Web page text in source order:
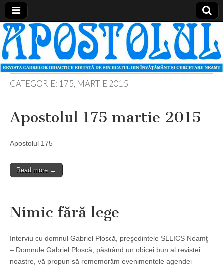
Apostolul
Revista
cadrelor
didactice
din
judetul
Neamt
CATEGORIE: 175, MARTIE 2015
Apostolul 175 martie 2015
Apostolul 175
Read more →
Nimic fără lege
Interviu cu domnul Gabriel Ploscă, preşedintele SLLICS Neamţ
– Domnule Gabriel Ploscă, păstrând un obicei bun al revistei
noastre, vă propun să rememorăm evenimentele agendei